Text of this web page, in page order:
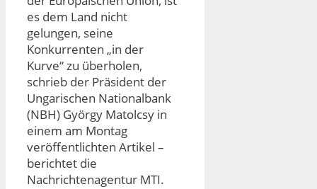
es dem Land nicht
gelungen, seine
Konkurrenten „in der
Kurve“ zu überholen,
schrieb der Präsident der
Ungarischen Nationalbank
(NBH) György Matolcsy in
einem am Montag
veröffentlichten Artikel –
berichtet die
Nachrichtenagentur MTI.